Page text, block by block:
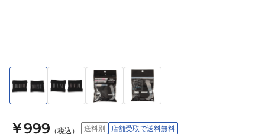
￥999 （税込） 送料別 店舗受取で送料無料